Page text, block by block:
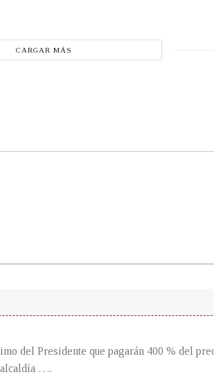
CARGAR MÁS
del Presidente que pagarán 400 % del
alcaldía ….